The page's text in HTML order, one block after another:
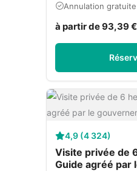
Annulation gratuite
à partir de 93,39 €
4,9 (4 324)
Visite privée de
Guide agréé par